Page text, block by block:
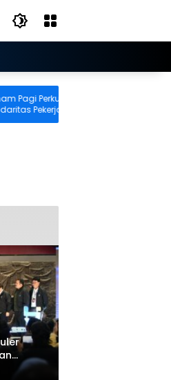
Perkuat Kebugaran dan
BRI Cabang Ambon